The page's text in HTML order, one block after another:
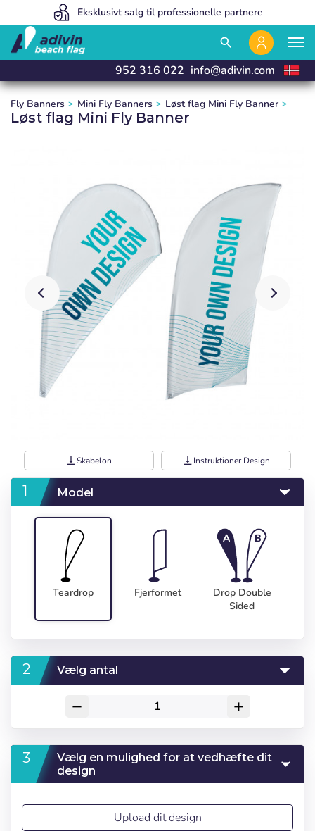
Vi fremstiller og leverer i 24 timer
Eksklusivt salg til professionelle partnere
Vores priser er så lave, fordi vi sælger 100% online
search
952 316 022 info@adivin.com
Fly Banners Mini Fly Banners Løst flag Mini Fly Banner
Løst flag Mini Fly Banner
vertical_align_bottomSkabelon vertical_align_bottom Instruktioner Design
Model
Teardrop Fjerformet
Drop Double
Sided
Vælg antal
remove add
Vælg en mulighed for at vedhæfte dit
design
Upload dit design